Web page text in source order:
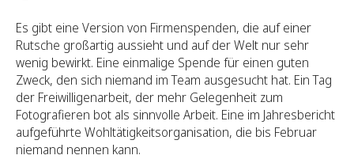
Es gibt eine Version von Firmenspenden, die auf einer
Rutsche großartig aussieht und auf der Welt nur sehr
wenig bewirkt. Eine einmalige Spende für einen guten
Zweck, den sich niemand im Team ausgesucht hat. Ein Tag
der Freiwilligenarbeit, der mehr Gelegenheit zum
Fotografieren bot als sinnvolle Arbeit. Eine im Jahresbericht
aufgeführte Wohltätigkeitsorganisation, die bis Februar
niemand nennen kann.